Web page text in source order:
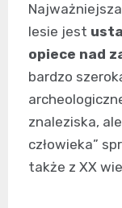
lesie jest
opiece nad
bardzo
znaleziska,
człowieka”
także z XX